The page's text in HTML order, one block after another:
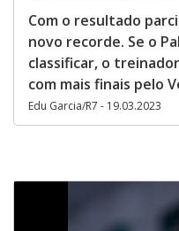
Com o resultado
novo recorde. Se o
classificar, o
com mais finais pelo
Edu Garcia/R7 - 19.03.2023